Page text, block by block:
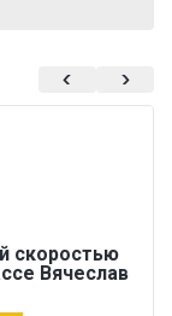
скоростью
Вячеслав